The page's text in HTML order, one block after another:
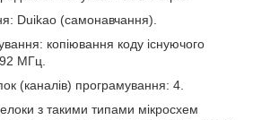
Duikao (самонавчання).
копіювання коду існуючого
МГц.
(каналів) програмування: 4.
з такими типами мікросхем